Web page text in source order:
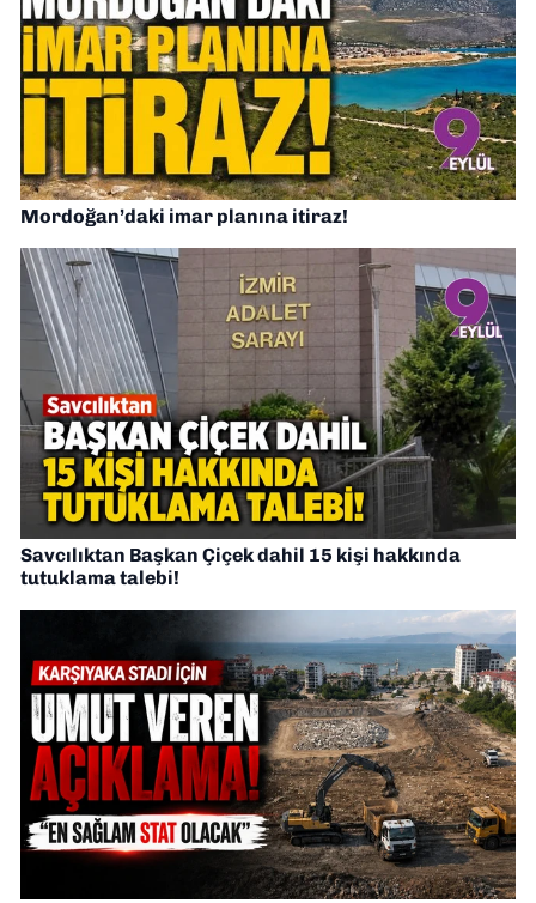
Mordoğan’daki imar planına itiraz!
Savcılıktan Başkan Çiçek dahil 15 kişi hakkında
tutuklama talebi!